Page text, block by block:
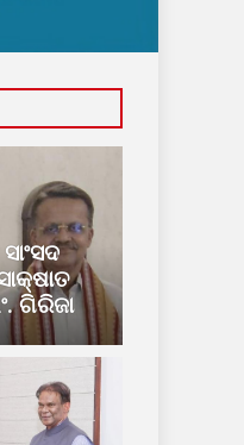
ଗିରିଜା